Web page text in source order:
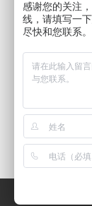
感谢您的关注
线，请填写一
尽快和您联系。